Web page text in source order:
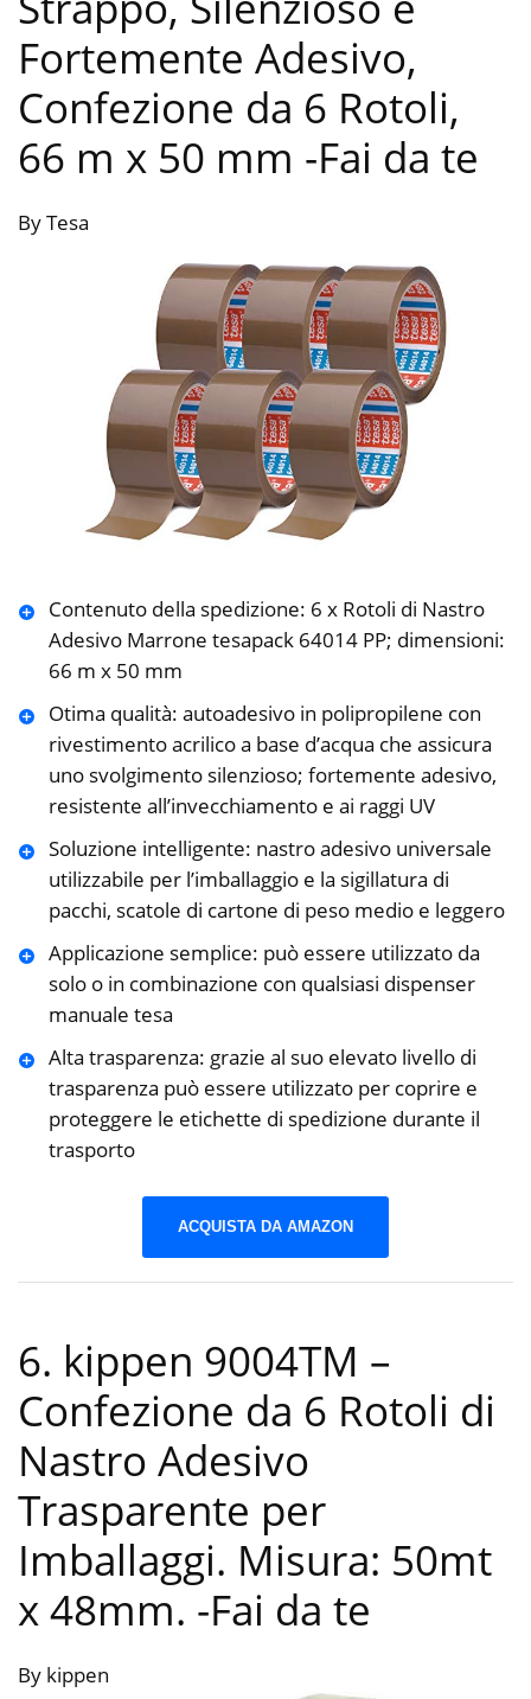
Fortemente Adesivo,
Confezione da 6 Rotoli,
66 m x 50 mm -Fai da te
By Tesa
Contenuto della spedizione: 6 x Rotoli di Nastro
Adesivo Marrone tesapack 64014 PP; dimensioni:
66 m x 50 mm
Otima qualità: autoadesivo in polipropilene con
rivestimento acrilico a base d’acqua che assicura
uno svolgimento silenzioso; fortemente adesivo,
resistente all’invecchiamento e ai raggi UV
Soluzione intelligente: nastro adesivo universale
utilizzabile per l’imballaggio e la sigillatura di
pacchi, scatole di cartone di peso medio e leggero
Applicazione semplice: può essere utilizzato da
solo o in combinazione con qualsiasi dispenser
manuale tesa
Alta trasparenza: grazie al suo elevato livello di
trasparenza può essere utilizzato per coprire e
proteggere le etichette di spedizione durante il
trasporto
ACQUISTA DA AMAZON
6. kippen 9004TM –
Confezione da 6 Rotoli di
Nastro Adesivo
Trasparente per
Imballaggi. Misura: 50mt
x 48mm. -Fai da te
By kippen